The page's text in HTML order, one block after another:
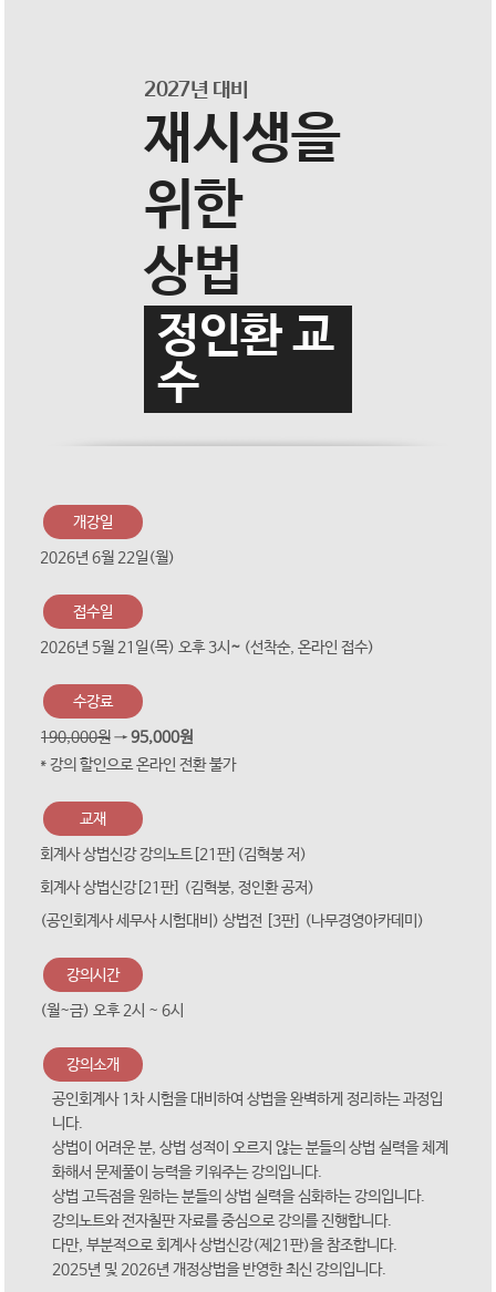
2027년 대비
재시생을
위한
상법
정인환 교
수
개강일
2026년 6월 22일(월)
접수일
2026년 5월 21일(목) 오후 3시 ~(선착순, 온라인 접수)
수강료
190,000원→95,000원
* 강의 할인으로 온라인 전환 불가
교재
회계사 상법신강 강의노트[21판](김혁붕 저)
회계사 상법신강[21판] (김혁붕, 정인환 공저)
(공인회계사 세무사 시험대비) 상법전 [3판] (나무경영아카데미)
강의시간
(월~금) 오후 2시 ~ 6시
강의소개
공인회계사 1차 시험을 대비하여 상법을 완벽하게 정리하는 과정입
니다.
상법이 어려운 분, 상법 성적이 오르지 않는 분들의 상법 실력을 체계
화해서 문제풀이 능력을 키워주는 강의입니다.
상법 고득점을 원하는 분들의 상법 실력을 심화하는 강의입니다.
강의노트와 전자칠판 자료를 중심으로 강의를 진행합니다.
다만, 부분적으로 회계사 상법신강(제21판)을 참조합니다.
2025년 및 2026년 개정상법을 반영한 최신 강의입니다.